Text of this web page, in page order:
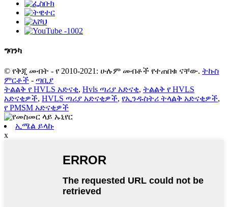
ግባንካ
© የቅጂ መብት - የ 2010-2021: ሁሉም መብቶች የተጠበቁ ናቸው. ትኩስ
ምርቶች - ጣቢያ
ትልልቅ የ HVLS አድናቂ, Hvls ጣሪያ አድናቂ, ትልልቅ የ HVLS
አድናቂዎች, HVLS ጣሪያ አድናቂዎች, የኢንዱስትሪ ትላልቅ አድናቂዎች,
የ PMSM አድናቂዎች
ኢሜል ይላኩ
x